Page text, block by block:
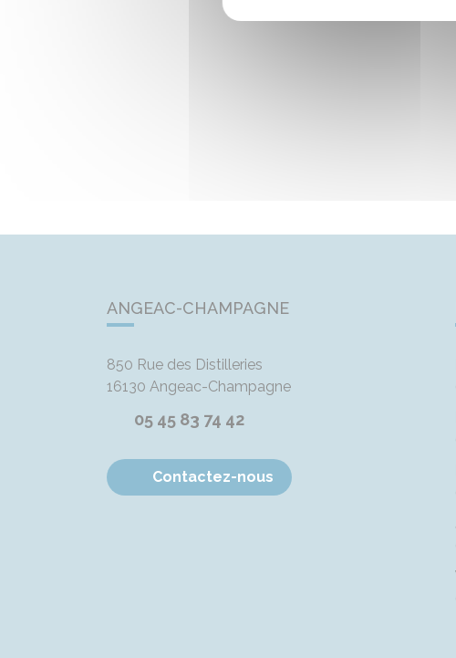
ANGEAC-CHAMPAGNE
850 Rue des Distilleries
16130 Angeac-Champagne
05 45 83 74 42
Contactez-nous